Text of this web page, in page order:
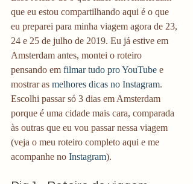
que eu estou compartilhando aqui é o que
eu preparei para minha viagem agora de 23,
24 e 25 de julho de 2019. Eu já estive em
Amsterdam antes, montei o roteiro
pensando em filmar tudo pro YouTube e
mostrar as melhores dicas no Instagram.
Escolhi passar só 3 dias em Amsterdam
porque é uma cidade mais cara, comparada
às outras que eu vou passar nessa viagem
(veja o meu roteiro completo aqui e me
acompanhe no Instagram).